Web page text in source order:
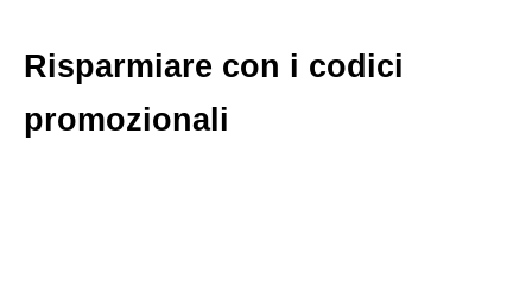
Risparmiare con i codici
promozionali